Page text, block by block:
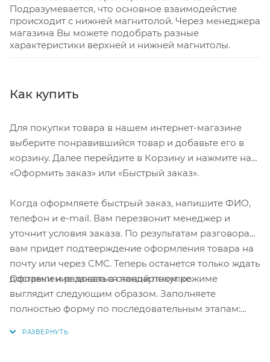
Подразумевается, что основное взаимодейстие
происходит с нижней магнитолой. Через менеджера
магазина Вы можете подобрать разные
характеристики верхней и нижней магнитолы.
Как купить
Для покупки товара в нашем интернет-магазине
выберите понравившийся товар и добавьте его в
корзину. Далее перейдите в Корзину и нажмите на
«Оформить заказ» или «Быстрый заказ».
Когда оформляете быстрый заказ, напишите ФИО,
телефон и e-mail. Вам перезвонит менеджер и
уточнит условия заказа. По результатам разговора
вам придет подтверждение оформления товара на
почту или через СМС. Теперь останется только ждать
доставки и радоваться новой покупке.
Оформление заказа в стандартном режиме
выглядит следующим образом. Заполняете
полностью форму по последовательным этапам: